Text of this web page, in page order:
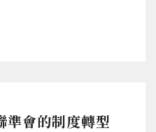
會的制度轉型